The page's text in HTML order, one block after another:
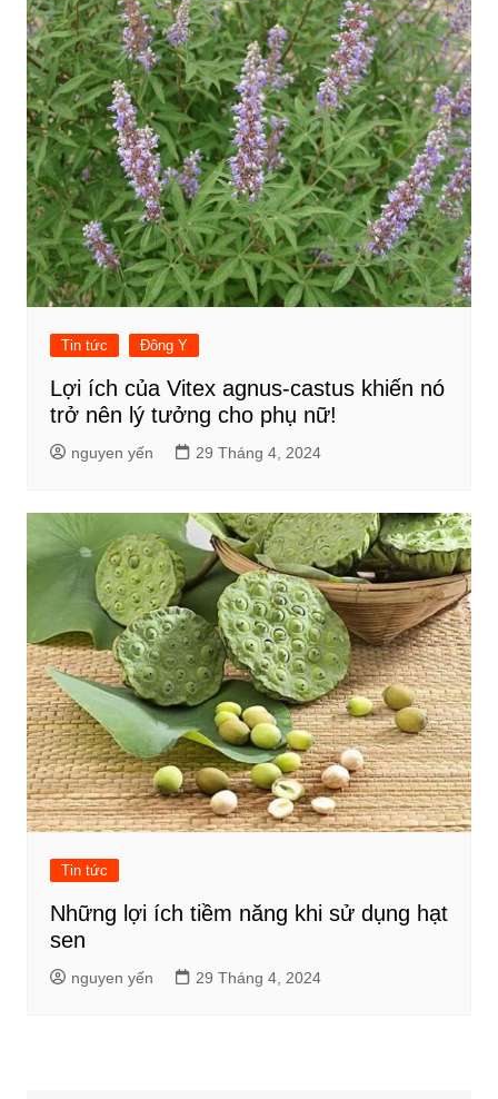
Tin tức Đông Y
Lợi ích của Vitex agnus-castus khiến nó
trở nên lý tưởng cho phụ nữ!
nguyen yến 29 Tháng 4, 2024
Tin tức
Những lợi ích tiềm năng khi sử dụng hạt
sen
nguyen yến 29 Tháng 4, 2024